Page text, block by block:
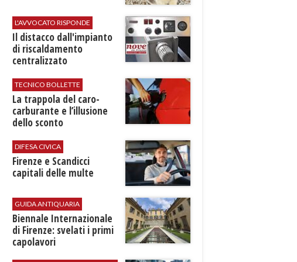
L'AVVOCATO RISPONDE
Il distacco dall'impianto
di riscaldamento
centralizzato
TECNICO BOLLETTE
​La trappola del caro-
carburante e l’illusione
dello sconto
DIFESA CIVICA
Firenze e Scandicci
capitali delle multe
GUIDA ANTIQUARIA
Biennale Internazionale
di Firenze: svelati i primi
capolavori